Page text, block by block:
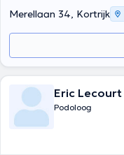
Merellaan 34, Kortrijk
Eric Lecourt
Podoloog